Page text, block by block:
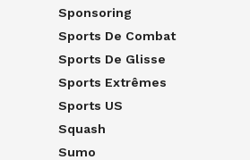
Sponsoring
Sports De Combat
Sports De Glisse
Sports Extrêmes
Sports US
Squash
Sumo